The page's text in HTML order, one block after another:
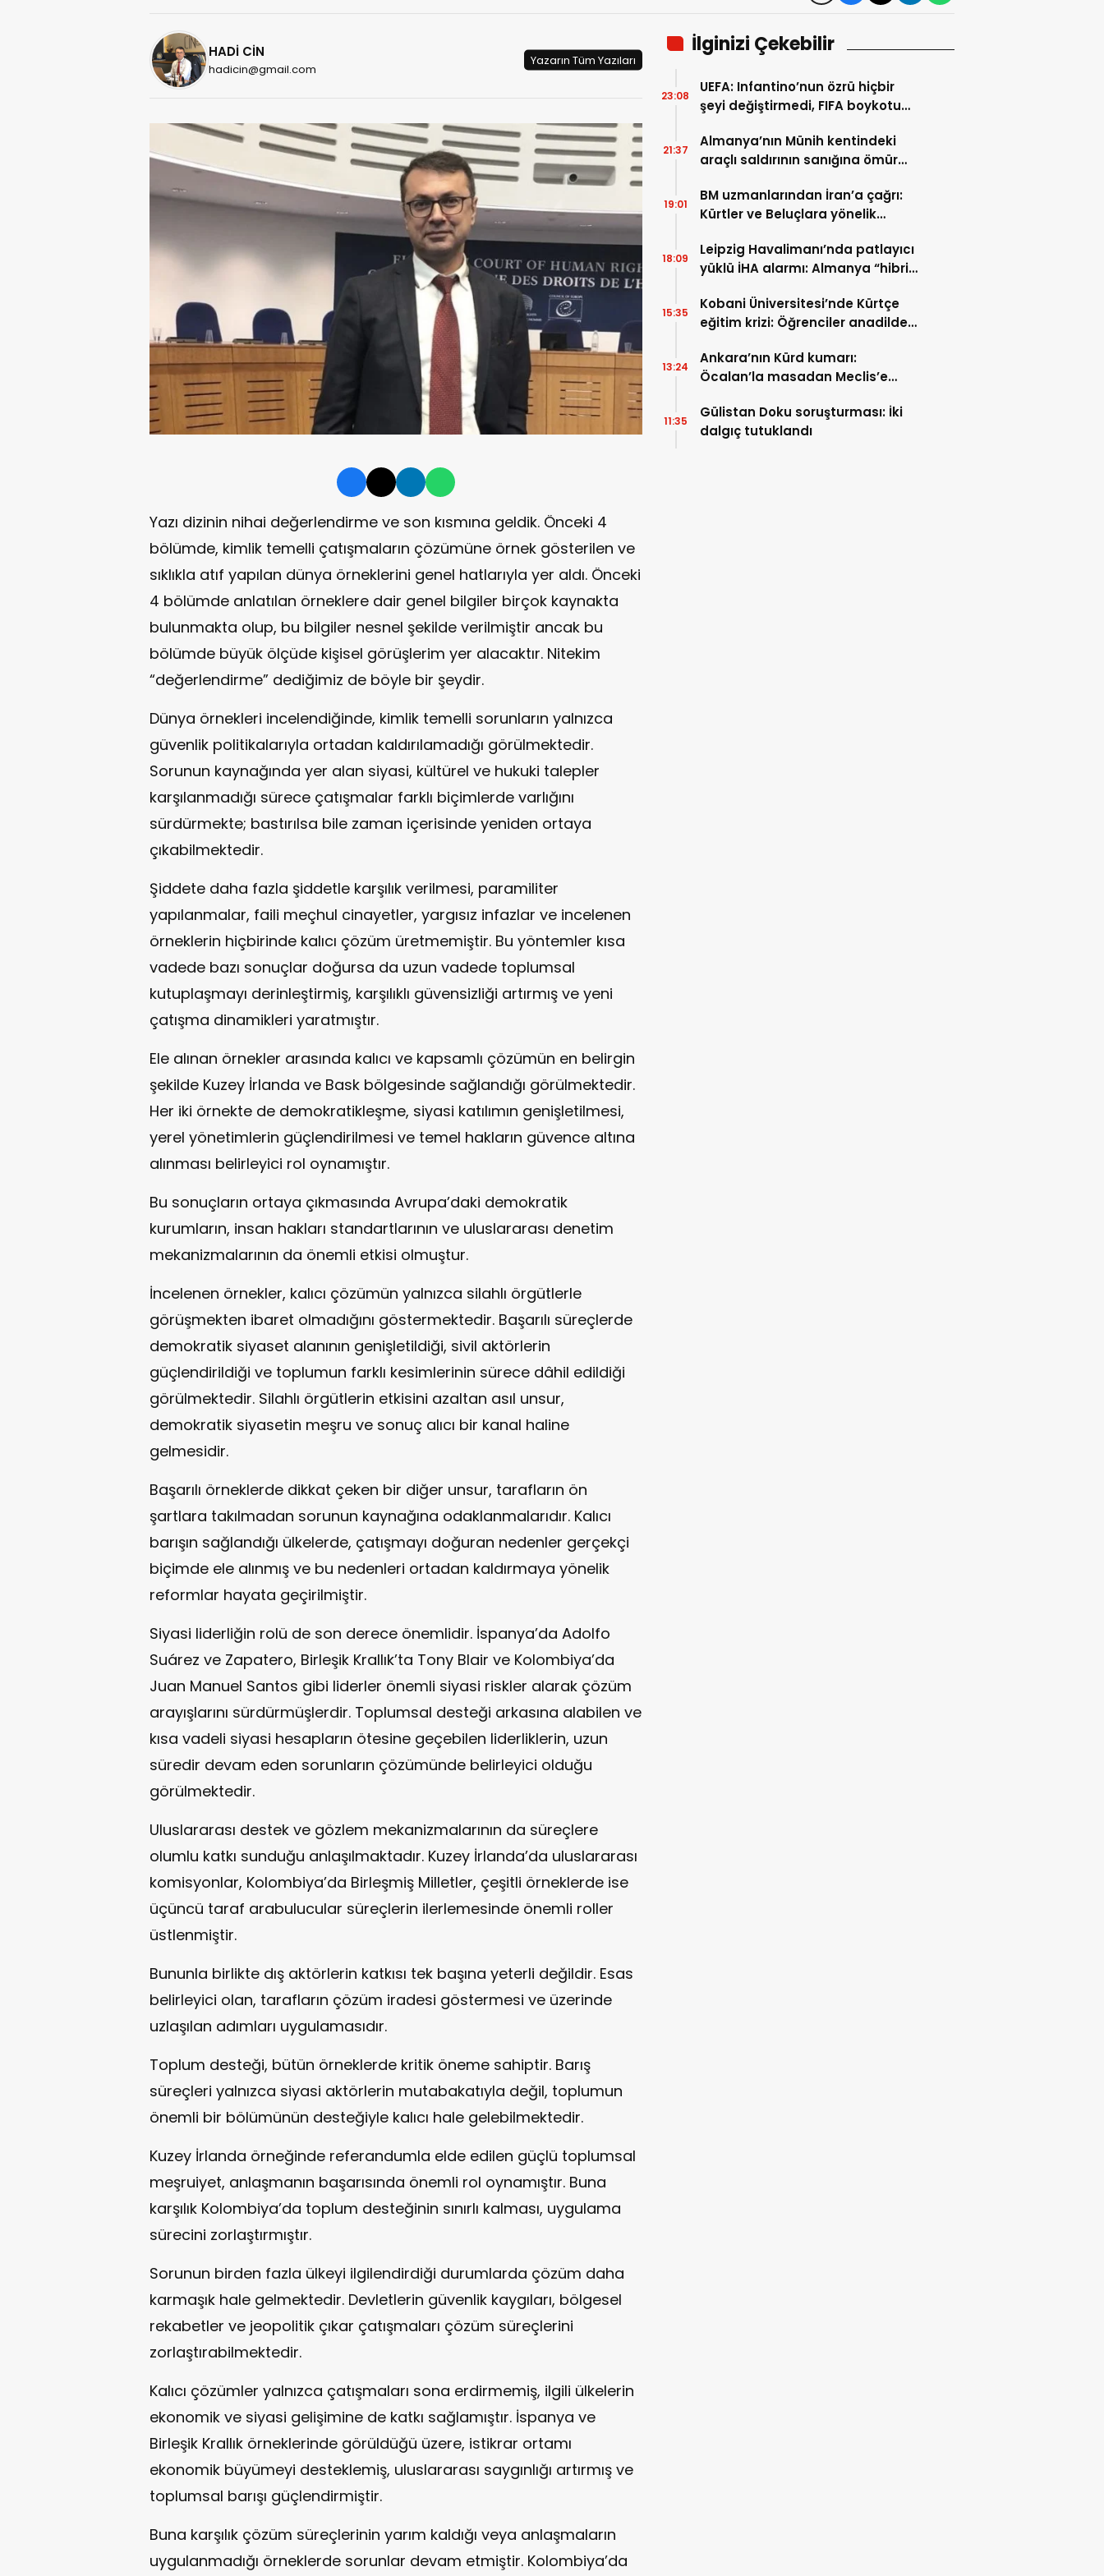
HADİ CİN
hadicin@gmail.com
Yazarın Tüm Yazıları
Yazı dizinin nihai değerlendirme ve son kısmına geldik. Önceki 4
bölümde, kimlik temelli çatışmaların çözümüne örnek gösterilen ve
sıklıkla atıf yapılan dünya örneklerini genel hatlarıyla yer aldı. Önceki
4 bölümde anlatılan örneklere dair genel bilgiler birçok kaynakta
bulunmakta olup, bu bilgiler nesnel şekilde verilmiştir ancak bu
bölümde büyük ölçüde kişisel görüşlerim yer alacaktır. Nitekim
“değerlendirme” dediğimiz de böyle bir şeydir.
Dünya örnekleri incelendiğinde, kimlik temelli sorunların yalnızca
güvenlik politikalarıyla ortadan kaldırılamadığı görülmektedir.
Sorunun kaynağında yer alan siyasi, kültürel ve hukuki talepler
karşılanmadığı sürece çatışmalar farklı biçimlerde varlığını
sürdürmekte; bastırılsa bile zaman içerisinde yeniden ortaya
çıkabilmektedir.
Şiddete daha fazla şiddetle karşılık verilmesi, paramiliter
yapılanmalar, faili meçhul cinayetler, yargısız infazlar ve incelenen
örneklerin hiçbirinde kalıcı çözüm üretmemiştir. Bu yöntemler kısa
vadede bazı sonuçlar doğursa da uzun vadede toplumsal
kutuplaşmayı derinleştirmiş, karşılıklı güvensizliği artırmış ve yeni
çatışma dinamikleri yaratmıştır.
Ele alınan örnekler arasında kalıcı ve kapsamlı çözümün en belirgin
şekilde Kuzey İrlanda ve Bask bölgesinde sağlandığı görülmektedir.
Her iki örnekte de demokratikleşme, siyasi katılımın genişletilmesi,
yerel yönetimlerin güçlendirilmesi ve temel hakların güvence altına
alınması belirleyici rol oynamıştır.
Bu sonuçların ortaya çıkmasında Avrupa’daki demokratik
kurumların, insan hakları standartlarının ve uluslararası denetim
mekanizmalarının da önemli etkisi olmuştur.
İncelenen örnekler, kalıcı çözümün yalnızca silahlı örgütlerle
görüşmekten ibaret olmadığını göstermektedir. Başarılı süreçlerde
demokratik siyaset alanının genişletildiği, sivil aktörlerin
güçlendirildiği ve toplumun farklı kesimlerinin sürece dâhil edildiği
görülmektedir. Silahlı örgütlerin etkisini azaltan asıl unsur,
demokratik siyasetin meşru ve sonuç alıcı bir kanal haline
gelmesidir.
Başarılı örneklerde dikkat çeken bir diğer unsur, tarafların ön
şartlara takılmadan sorunun kaynağına odaklanmalarıdır. Kalıcı
barışın sağlandığı ülkelerde, çatışmayı doğuran nedenler gerçekçi
biçimde ele alınmış ve bu nedenleri ortadan kaldırmaya yönelik
reformlar hayata geçirilmiştir.
Siyasi liderliğin rolü de son derece önemlidir. İspanya’da Adolfo
Suárez ve Zapatero, Birleşik Krallık’ta Tony Blair ve Kolombiya’da
Juan Manuel Santos gibi liderler önemli siyasi riskler alarak çözüm
arayışlarını sürdürmüşlerdir. Toplumsal desteği arkasına alabilen ve
kısa vadeli siyasi hesapların ötesine geçebilen liderliklerin, uzun
süredir devam eden sorunların çözümünde belirleyici olduğu
görülmektedir.
Uluslararası destek ve gözlem mekanizmalarının da süreçlere
olumlu katkı sunduğu anlaşılmaktadır. Kuzey İrlanda’da uluslararası
komisyonlar, Kolombiya’da Birleşmiş Milletler, çeşitli örneklerde ise
üçüncü taraf arabulucular süreçlerin ilerlemesinde önemli roller
üstlenmiştir.
Bununla birlikte dış aktörlerin katkısı tek başına yeterli değildir. Esas
belirleyici olan, tarafların çözüm iradesi göstermesi ve üzerinde
uzlaşılan adımları uygulamasıdır.
Toplum desteği, bütün örneklerde kritik öneme sahiptir. Barış
süreçleri yalnızca siyasi aktörlerin mutabakatıyla değil, toplumun
önemli bir bölümünün desteğiyle kalıcı hale gelebilmektedir.
Kuzey İrlanda örneğinde referandumla elde edilen güçlü toplumsal
meşruiyet, anlaşmanın başarısında önemli rol oynamıştır. Buna
karşılık Kolombiya’da toplum desteğinin sınırlı kalması, uygulama
sürecini zorlaştırmıştır.
Sorunun birden fazla ülkeyi ilgilendirdiği durumlarda çözüm daha
karmaşık hale gelmektedir. Devletlerin güvenlik kaygıları, bölgesel
rekabetler ve jeopolitik çıkar çatışmaları çözüm süreçlerini
zorlaştırabilmektedir.
Kalıcı çözümler yalnızca çatışmaları sona erdirmemiş, ilgili ülkelerin
ekonomik ve siyasi gelişimine de katkı sağlamıştır. İspanya ve
Birleşik Krallık örneklerinde görüldüğü üzere, istikrar ortamı
ekonomik büyümeyi desteklemiş, uluslararası saygınlığı artırmış ve
toplumsal barışı güçlendirmiştir.
Buna karşılık çözüm süreçlerinin yarım kaldığı veya anlaşmaların
uygulanmadığı örneklerde sorunlar devam etmiştir. Kolombiya’da
İlginizi Çekebilir
UEFA: Infantino’nun özrü hiçbir
şeyi değiştirmedi, FIFA boykotu
23:08
Almanya’nın Münih kentindeki
araçlı saldırının sanığına ömür
21:37
BM uzmanlarından İran’a çağrı:
Kürtler ve Beluçlara yönelik
19:01
Leipzig Havalimanı’nda patlayıcı
yüklü İHA alarmı: Almanya “hibrit
18:09
Kobani Üniversitesi’nde Kürtçe
eğitim krizi: Öğrenciler anadilde
15:35
Ankara’nın Kürd kumarı:
Öcalan’la masadan Meclis’e
13:24
Gülistan Doku soruşturması: İki
dalgıç tutuklandı
11:35